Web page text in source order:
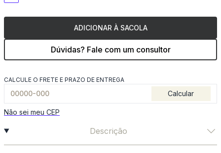
ADICIONAR À SACOLA
Dúvidas? Fale com um consultor
CALCULE O FRETE E PRAZO DE ENTREGA
Calcular
Não sei meu CEP
Descrição